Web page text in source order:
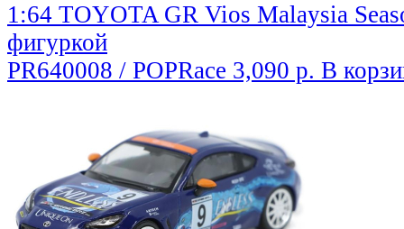
1:64 TOYOTA GR Vios Malaysia
фигуркой
PR640008 / POPRace 3,090 р. В